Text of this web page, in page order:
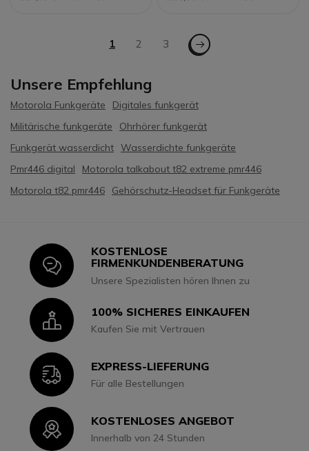
SeiteSie lesen gerade die Seite
1 Seite
2 Seite
3 Seite - Weiter
Unsere Empfehlung
Motorola Funkgeräte
Digitales funkgerät
Militärische funkgeräte
Ohrhörer funkgerät
Funkgerät wasserdicht Wasserdichte funkgeräte
Pmr446 digital
Motorola talkabout t82 extreme pmr446
Motorola t82 pmr446
Gehörschutz-Headset für Funkgeräte
Icon
KOSTENLOSE
FIRMENKUNDENBERATUNG
Unsere Spezialisten hören Ihnen zu
Icon100% SICHERES EINKAUFEN
Kaufen Sie mit Vertrauen
IconEXPRESS-LIEFERUNG
Für alle Bestellungen
IconKOSTENLOSES ANGEBOT
Innerhalb von 24 Stunden